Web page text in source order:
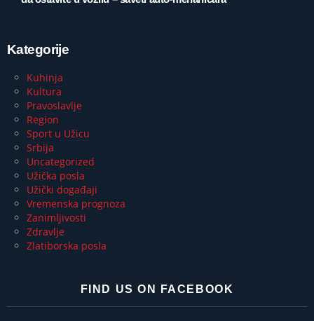
Kategorije
Kuhinja
Kultura
Pravoslavlje
Region
Sport u Užicu
Srbija
Uncategorized
Užička posla
Užički događaji
Vremenska prognoza
Zanimljivosti
Zdravlje
Zlatiborska posla
FIND US ON FACEBOOK